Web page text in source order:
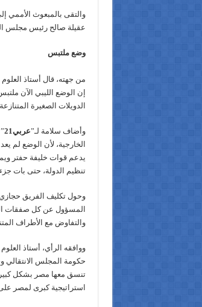
والتقى بالمبعوث الأممي
عقيلة صالح رئيس مجلس
وضع ملتبس
من جهته، قال أستاذ
إن الوضع الليبي الآن
الدويلات الصغيرة
وأضاف سلامة لـ”عربي21
الخارجية، لأن الوضع لم
يدعم قوات خليفة حفتر
تنظيم الدولة، حتى بات
وحول تكليف الفريق حجازي
المسؤول عن كل صفقات
والتفاوض مع الأطراف
ووافقه الرأي، أستاذ
حكومة المجلس الانتقالي
تنسق معها مصر بشكل كبير
استراتيجية كبرى لمصر على